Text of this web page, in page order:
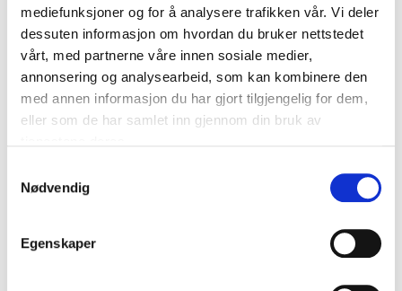
mediefunksjoner og for å analysere trafikken vår. Vi deler
dessuten informasjon om hvordan du bruker nettstedet
vårt, med partnerne våre innen sosiale medier,
annonsering og analysearbeid, som kan kombinere den
med annen informasjon du har gjort tilgjengelig for dem,
eller som de har samlet inn gjennom din bruk av
Nødvendig
Egenskaper
På fritiden har Eivind alltid vært en aktiv
idrettsutøver, med nasjonale meritter innen friidrett
og olympisk vektløfting. Han har også drevet med
svømming og nå driver han med styrkeløft på
hobbybasis. Gjennom dette har han opparbeidet
prinsippene i fysioterapien der det er